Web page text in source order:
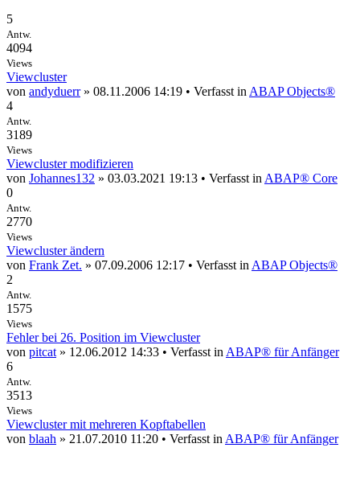
5
Antw.
4094
Views
Viewcluster
von andyduerr» 08.11.2006 14:19 • Verfasst in ABAP Objects®
4
Antw.
3189
Views
Viewcluster modifizieren
von Johannes132 » 03.03.2021 19:13 • Verfasst in ABAP® Core
0
Antw.
2770
Views
Viewcluster ändern
von Frank Zet. » 07.09.2006 12:17 • Verfasst in ABAP Objects®
2
Antw.
1575
Views
Fehler bei 26. Position im Viewcluster
von pitcat » 12.06.2012 14:33 • Verfasst in ABAP® für Anfänger
6
Antw.
3513
Views
Viewcluster mit mehreren Kopftabellen
von blaah » 21.07.2010 11:20 • Verfasst in ABAP® für Anfänger